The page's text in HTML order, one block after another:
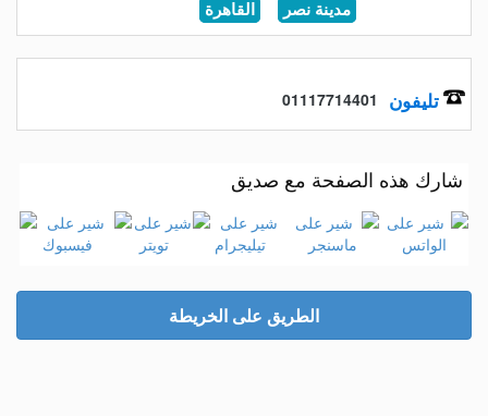
مدينة نصر القاهرة
01117714401 تليفون
شارك هذه الصفحة مع صديق